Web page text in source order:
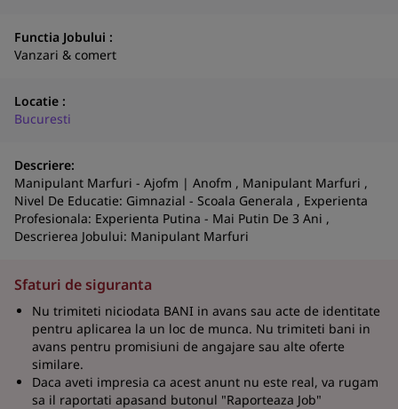
Functia Jobului :
Vanzari & comert
Locatie :
Bucuresti
Descriere:
Manipulant Marfuri - Ajofm | Anofm , Manipulant Marfuri ,
Nivel De Educatie: Gimnazial - Scoala Generala , Experienta
Profesionala: Experienta Putina - Mai Putin De 3 Ani ,
Descrierea Jobului: Manipulant Marfuri
Sfaturi de siguranta
Nu trimiteti niciodata BANI in avans sau acte de identitate
pentru aplicarea la un loc de munca. Nu trimiteti bani in
avans pentru promisiuni de angajare sau alte oferte
similare.
Daca aveti impresia ca acest anunt nu este real, va rugam
sa il raportati apasand butonul "Raporteaza Job"